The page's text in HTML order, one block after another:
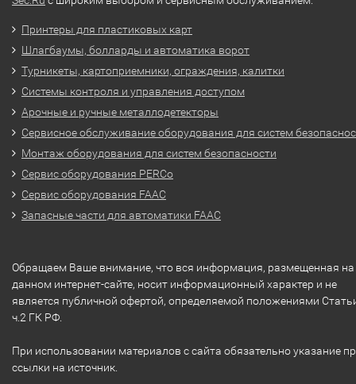
Принтеры для пластиковых карт
Шлагбаумы, болларды и автоматика ворот
Турникеты, картоприемники, ограждения, калитки
Системы контроля и управления доступом
Арочные и ручные металлодетекторы
Сервисное обслуживание оборудования для систем
Монтаж оборудования для систем безопасности
Сервис оборудования PERCo
Сервис оборудования FAAC
Запасные части для автоматики FAAC
Обращаем Ваше внимание, что вся информация, размещенная на
данном интернет-сайте, носит информационный характер и не
является публичной офертой, определяемой положениями
ч.2 ГК РФ.
При использовании материалов с сайта обязательно указание
ссылки на источник.